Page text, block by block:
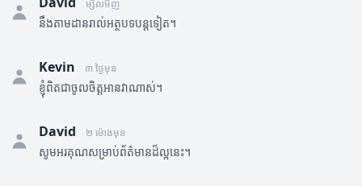
ម្សិលមិញ
នឹងតាមដានរាល់អត្ថបទបន្តទៀត។
Kevin ៣ ថ្ងៃមុន
ខ្ញុំពិតជាចូលចិត្តអានវាណាស់។
David ២ ម៉ោងមុន
សូមអរគុណសម្រាប់ព័ត៌មានដ៏ល្អនេះ។